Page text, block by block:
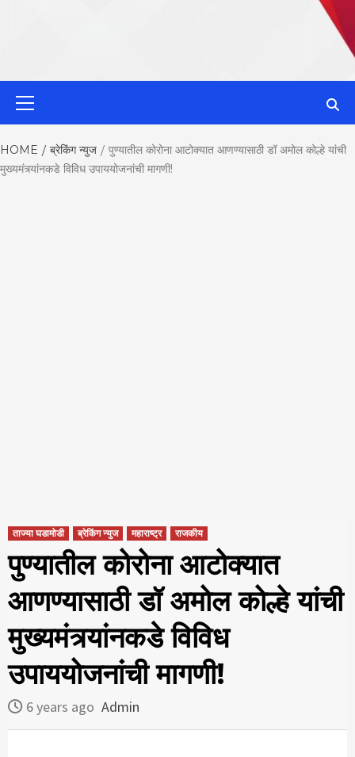
Best News
HOME ब्रेकिंग न्युज
पुण्यातील कोरोना आटोक्यात आणण्यासाठी डॉ अमोल कोल्हे यांची
मुख्यमंत्र्यांनकडे विविध उपाययोजनांची मागणी!
ताज्या घडामोडी ब्रेकिंग न्युज महाराष्ट्र राजकीय
पुण्यातील कोरोना आटोक्यात
आणण्यासाठी डॉ अमोल कोल्हे यांची
मुख्यमंत्र्यांनकडे विविध
उपाययोजनांची मागणी!
6 years ago Admin